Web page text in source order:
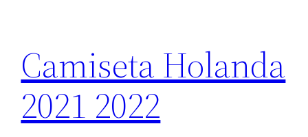
contenido
Camiseta Holanda
2021 2022